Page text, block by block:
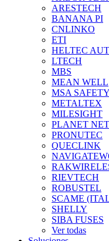
ARESTECH
BANANA PI
CNLINKO
ETI
HELTEC
LTECH
MBS
MEAN WELL
MSA SAFETY
METALTEX
MILESIGHT
PLANET
PRONUTEC
QUECLINK
RIEVTECH
ROBUSTEL
SCAME
SHELLY
SIBA FUSES
Ver todas